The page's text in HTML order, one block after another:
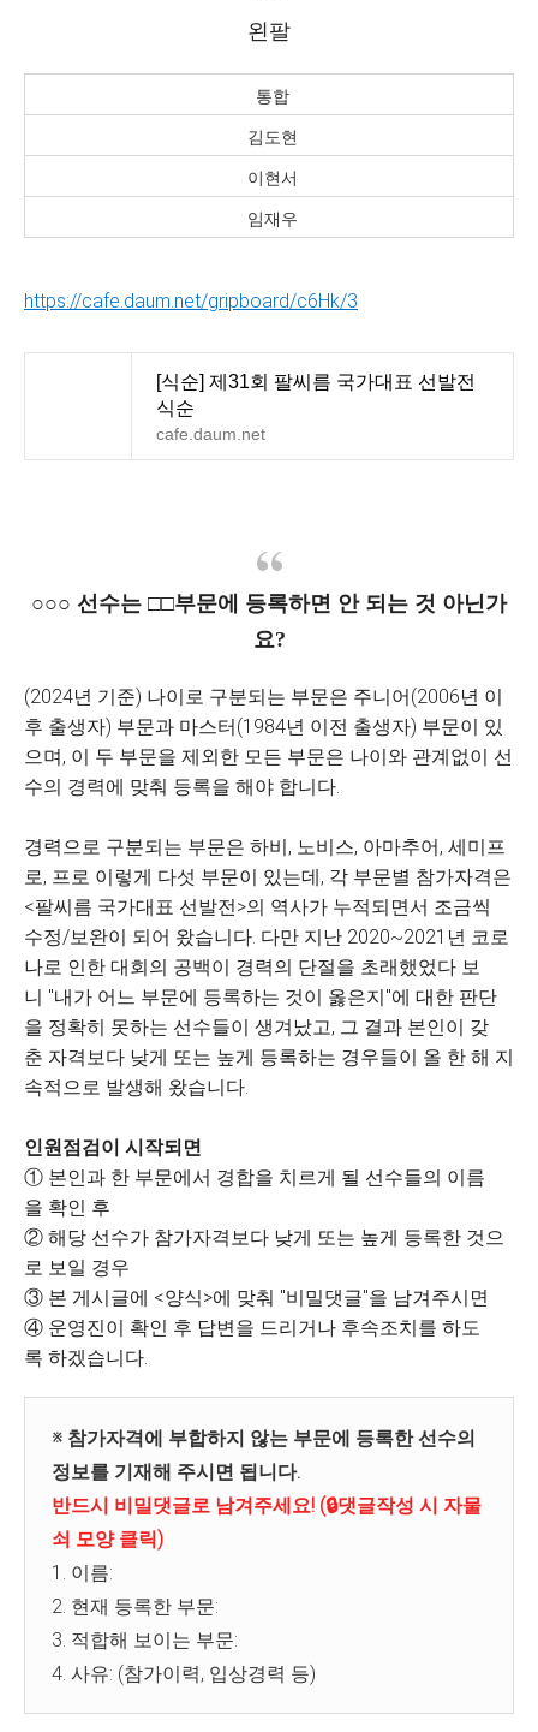
왼팔
통합
김도현
이현서
임재우
https://cafe.daum.net/gripboard/c6Hk/3
[식순] 제31회 팔씨름 국가대표 선발전
식순
cafe.daum.net
○○○ 선수는 □□부문에 등록하면 안 되는 것 아닌가
요?
(2024년 기준) 나이로 구분되는 부문은 주니어(2006년 이
후 출생자) 부문과 마스터(1984년 이전 출생자) 부문이 있
으며, 이 두 부문을 제외한 모든 부문은 나이와 관계없이 선
수의 경력에 맞춰 등록을 해야 합니다.
경력으로 구분되는 부문은 하비, 노비스, 아마추어, 세미프
로, 프로 이렇게 다섯 부문이 있는데, 각 부문별 참가자격은
<팔씨름 국가대표 선발전>의 역사가 누적되면서 조금씩
수정/보완이 되어 왔습니다. 다만 지난 2020~2021년 코로
나로 인한 대회의 공백이 경력의 단절을 초래했었다 보
니 "내가 어느 부문에 등록하는 것이 옳은지"에 대한 판단
을 정확히 못하는 선수들이 생겨났고, 그 결과 본인이 갖
춘 자격보다 낮게 또는 높게 등록하는 경우들이 올 한 해 지
속적으로 발생해 왔습니다.
인원점검이 시작되면
① 본인과 한 부문에서 경합을 치르게 될 선수들의 이름
을 확인 후
② 해당 선수가 참가자격보다 낮게 또는 높게 등록한 것으
로 보일 경우
③ 본 게시글에 <양식>에 맞춰 "비밀댓글"을 남겨주시면
④ 운영진이 확인 후 답변을 드리거나 후속조치를 하도
록 하겠습니다.
※ 참가자격에 부합하지 않는 부문에 등록한 선수의
정보를 기재해 주시면 됩니다.
반드시 비밀댓글로 남겨주세요! (🔒댓글작성 시 자물
쇠 모양 클릭)
1. 이름:
2. 현재 등록한 부문:
3. 적합해 보이는 부문:
4. 사유: (참가이력, 입상경력 등)